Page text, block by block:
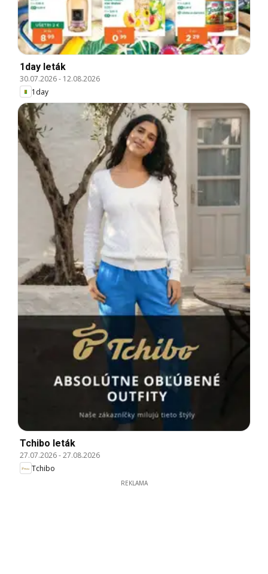
1day leták
30.07.2026- 12.08.2026
1day
Tchibo leták
27.07.2026-27.08.2026
Tchibo
REKLAMA